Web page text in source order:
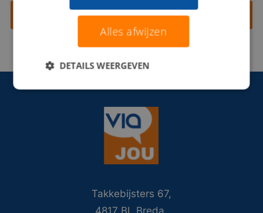
Contact opnemen
Takkebijsters 67,
4817 BL Breda,
Alles afwijzen
DETAILS WEERGEVEN